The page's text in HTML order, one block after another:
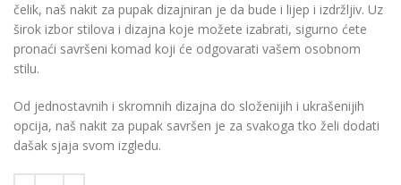
čelik, naš nakit za pupak dizajniran je da bude i lijep i izdržljiv. Uz
širok izbor stilova i dizajna koje možete izabrati, sigurno ćete
pronaći savršeni komad koji će odgovarati vašem osobnom
stilu.
Od jednostavnih i skromnih dizajna do složenijih i ukrašenijih
opcija, naš nakit za pupak savršen je za svakoga tko želi dodati
dašak sjaja svom izgledu.